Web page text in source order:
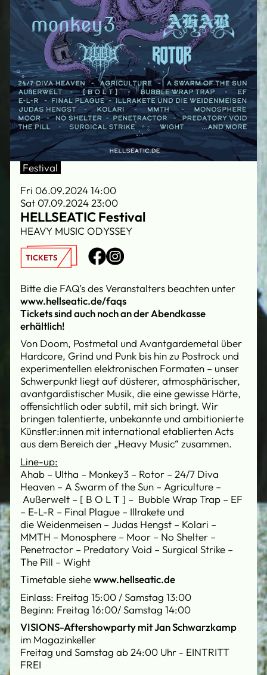
Festival
Fri 06.09.2024 14:00
Sat 07.09.2024 23:00
HELLSEATIC Festival
HEAVY MUSIC ODYSSEY
TICKETS
Bitte die FAQ’s des Veranstalters beachten unter
www.hellseatic.de/faqs
Tickets sind auch noch an der Abendkasse
erhältlich!
Von Doom, Postmetal und Avantgardemetal über
Hardcore, Grind und Punk bis hin zu Postrock und
experimentellen elektronischen Formaten – unser
Schwerpunkt liegt auf düsterer, atmosphärischer,
avantgardistischer Musik, die eine gewisse Härte,
offensichtlich oder subtil, mit sich bringt. Wir
bringen talentierte, unbekannte und ambitionierte
Künstler:innen mit international etablierten Acts
aus dem Bereich der „Heavy Music“ zusammen.
Line-up:
Ahab – Ultha – Monkey3 – Rotor – 24/7 Diva
Heaven – A Swarm of the Sun – Agriculture –
Außerwelt – [ B O L T ] – Bubble Wrap Trap – EF
– E-L-R – Final Plague – Illrakete und
die Weidenmeisen – Judas Hengst – Kolari –
MMTH – Monosphere – Moor – No Shelter –
Penetractor – Predatory Void – Surgical Strike –
The Pill – Wight
Timetable siehewww.hellseatic.de
Einlass: Freitag 15:00 / Samstag 13:00
Beginn: Freitag 16:00/ Samstag 14:00
VISIONS-Aftershowparty mit Jan Schwarzkamp
im Magazinkeller
Freitag und Samstag ab 24:00 Uhr - EINTRITT
FREI